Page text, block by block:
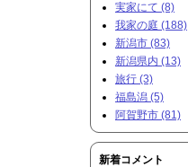
実家にて (8)
我家の庭 (188)
新潟市 (83)
新潟県内 (13)
旅行 (3)
福島潟 (5)
阿賀野市 (81)
新着コメント